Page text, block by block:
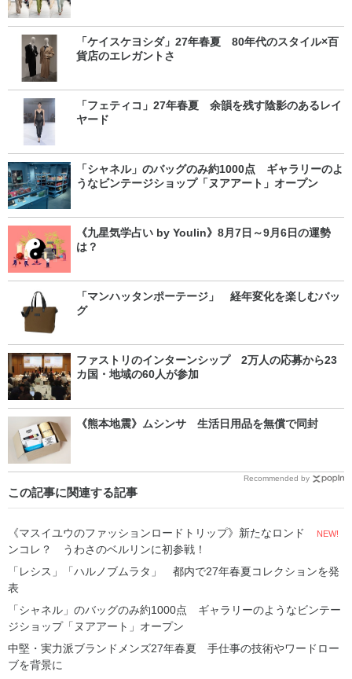
「ケイスケヨシダ」27年春夏 80年代のスタイル×百
貨店のエレガントさ
「フェティコ」27年春夏 余韻を残す陰影のあるレイ
ヤード
「シャネル」のバッグのみ約1000点 ギャラリーのよ
うなビンテージショップ「ヌアアート」オープン
《九星気学占い by Youlin》8月7日～9月6日の運勢
は？
「マンハッタンポーテージ」 経年変化を楽しむバッ
グ
ファストリのインターンシップ 2万人の応募から23
カ国・地域の60人が参加
《熊本地震》ムシンサ 生活日用品を無償で同封
Recommended by
この記事に関連する記事
《マスイユウのファッションロードトリップ》新たなロンド
ンコレ？ うわさのベルリンに初参戦！
NEW!
「レシス」「ハルノブムラタ」 都内で27年春夏コレクションを発
表
「シャネル」のバッグのみ約1000点 ギャラリーのようなビンテー
ジショップ「ヌアアート」オープン
中堅・実力派ブランドメンズ27年春夏 手仕事の技術やワードロー
ブを背景に